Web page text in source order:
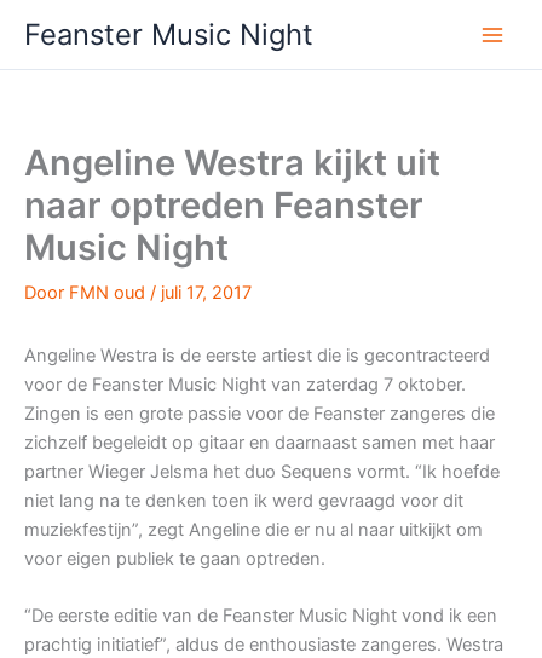
naar
de
Feanster Music Night
Angeline Westra kijkt uit
naar optreden Feanster
Music Night
Door FMN oud / juli 17, 2017
Angeline Westra is de eerste artiest die is gecontracteerd
voor de Feanster Music Night van zaterdag 7 oktober.
Zingen is een grote passie voor de Feanster zangeres die
zichzelf begeleidt op gitaar en daarnaast samen met haar
partner Wieger Jelsma het duo Sequens vormt. “Ik hoefde
niet lang na te denken toen ik werd gevraagd voor dit
muziekfestijn”, zegt Angeline die er nu al naar uitkijkt om
voor eigen publiek te gaan optreden.
“De eerste editie van de Feanster Music Night vond ik een
prachtig initiatief”, aldus de enthousiaste zangeres. Westra